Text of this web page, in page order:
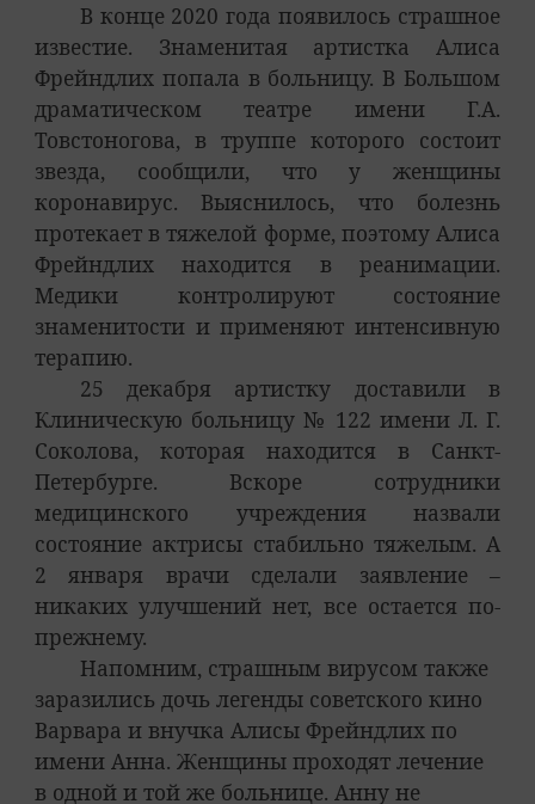
В конце 2020 года появилось страшное
известие. Знаменитая артистка Алиса
Фрейндлих попала в больницу. В Большом
драматическом театре имени Г.А.
Товстоногова, в труппе которого состоит
звезда, сообщили, что у женщины
коронавирус. Выяснилось, что болезнь
протекает в тяжелой форме, поэтому Алиса
Фрейндлих находится в реанимации.
Медики контролируют состояние
знаменитости и применяют интенсивную
терапию.
25 декабря артистку доставили в
Клиническую больницу № 122 имени Л. Г.
Соколова, которая находится в Санкт-
Петербурге. Вскоре сотрудники
медицинского учреждения назвали
состояние актрисы стабильно тяжелым. А
2 января врачи сделали заявление –
никаких улучшений нет, все остается по-
прежнему.
Напомним, страшным вирусом также
заразились дочь легенды советского кино
Варвара и внучка Алисы Фрейндлих по
имени Анна. Женщины проходят лечение
в одной и той же больнице. Анну не